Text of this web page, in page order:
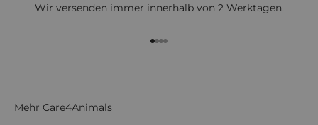
Wir versenden immer innerhalb von 2 Werktagen.
Gehe zu Element 1
Gehe zu Element 2
Gehe zu Element 3
Gehe zu Element 4
Mehr Care4Animals